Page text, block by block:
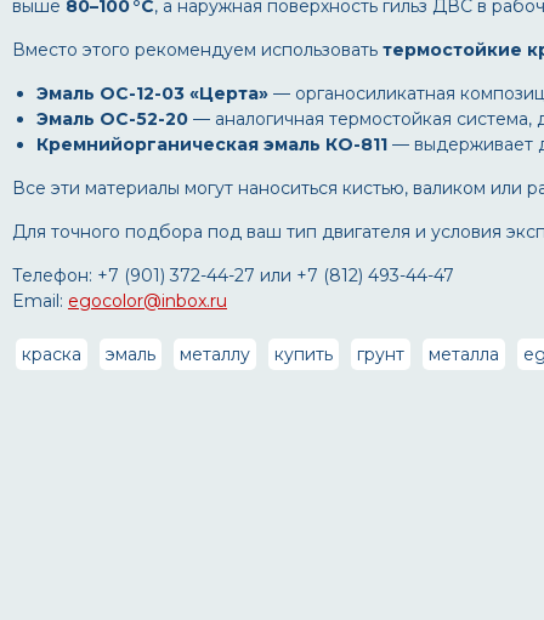
выше 80–100 °C, а наружная поверхность гильз ДВС в
Вместо этого рекомендуем использовать термостойкие
Эмаль ОС-12-03 «Церта» — органосиликатная
Эмаль ОС-52-20 — аналогичная термостойкая система,
Кремнийорганическая эмаль КО-811 — выдерживает
Все эти материалы могут наноситься кистью, валиком
Для точного подбора под ваш тип двигателя и условия
Телефон: +7 (901) 372-44-27 или +7 (812) 493-44-47
Email: egocolor@inbox.ru
краска эмаль металлу купить грунт металла